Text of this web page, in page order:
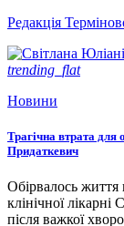
Редакція
trending_flat
Новини
Трагічна втрата для
Придаткевич
Обірвалось життя
клінічної
після важкої